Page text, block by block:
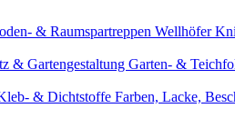
& Raumspartreppen Wellhöfer
& Gartengestaltung Garten- &
& Dichtstoffe Farben, Lacke,